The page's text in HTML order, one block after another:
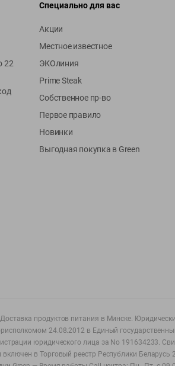
22
Специально для вас
Акции
Местное известное
ЭКОлиния
Prime Steak
Собственное пр-во
Первое правило
Новинки
Выгодная покупка в Green
продуктов питания в Минске.
24.08.2012 в Единый
юридического лица за No 191634233.
в Торговый реестр Республики